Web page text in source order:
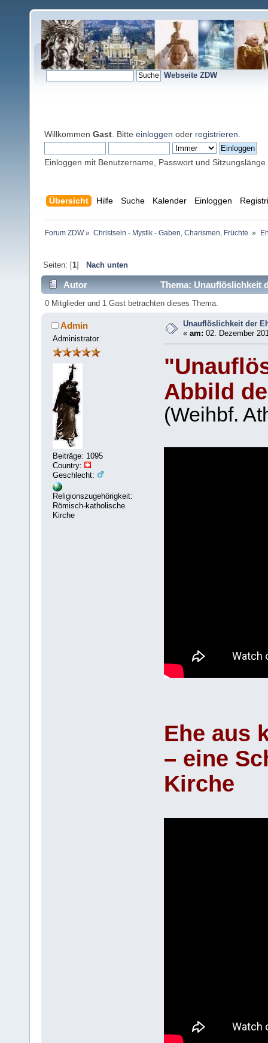
Webseite ZDW
Willkommen Gast . Bitte einloggen oder registrieren
Einloggen mit Benutzername, Passwort und Sitzungslänge
Übersicht Hilfe Suche Kalender Einloggen
Forum ZDW» Christsein - Mystik - Gaben, Charismen, Früchte. »
Seiten: [1] Nach unten
Autor Thema: Unauflöslichkeit
0 Mitglieder und 1 Gast betrachten dieses Thema.
Admin
Administrator
Beiträge: 1095
Country:
Geschlecht:
Religionszugehörigkeit:
Römisch-katholische
Kirche
Unauflöslichkeit der
«am: 02. Dezember
Abbild
(Weihbf.
Ehe aus
– eine
Kirche